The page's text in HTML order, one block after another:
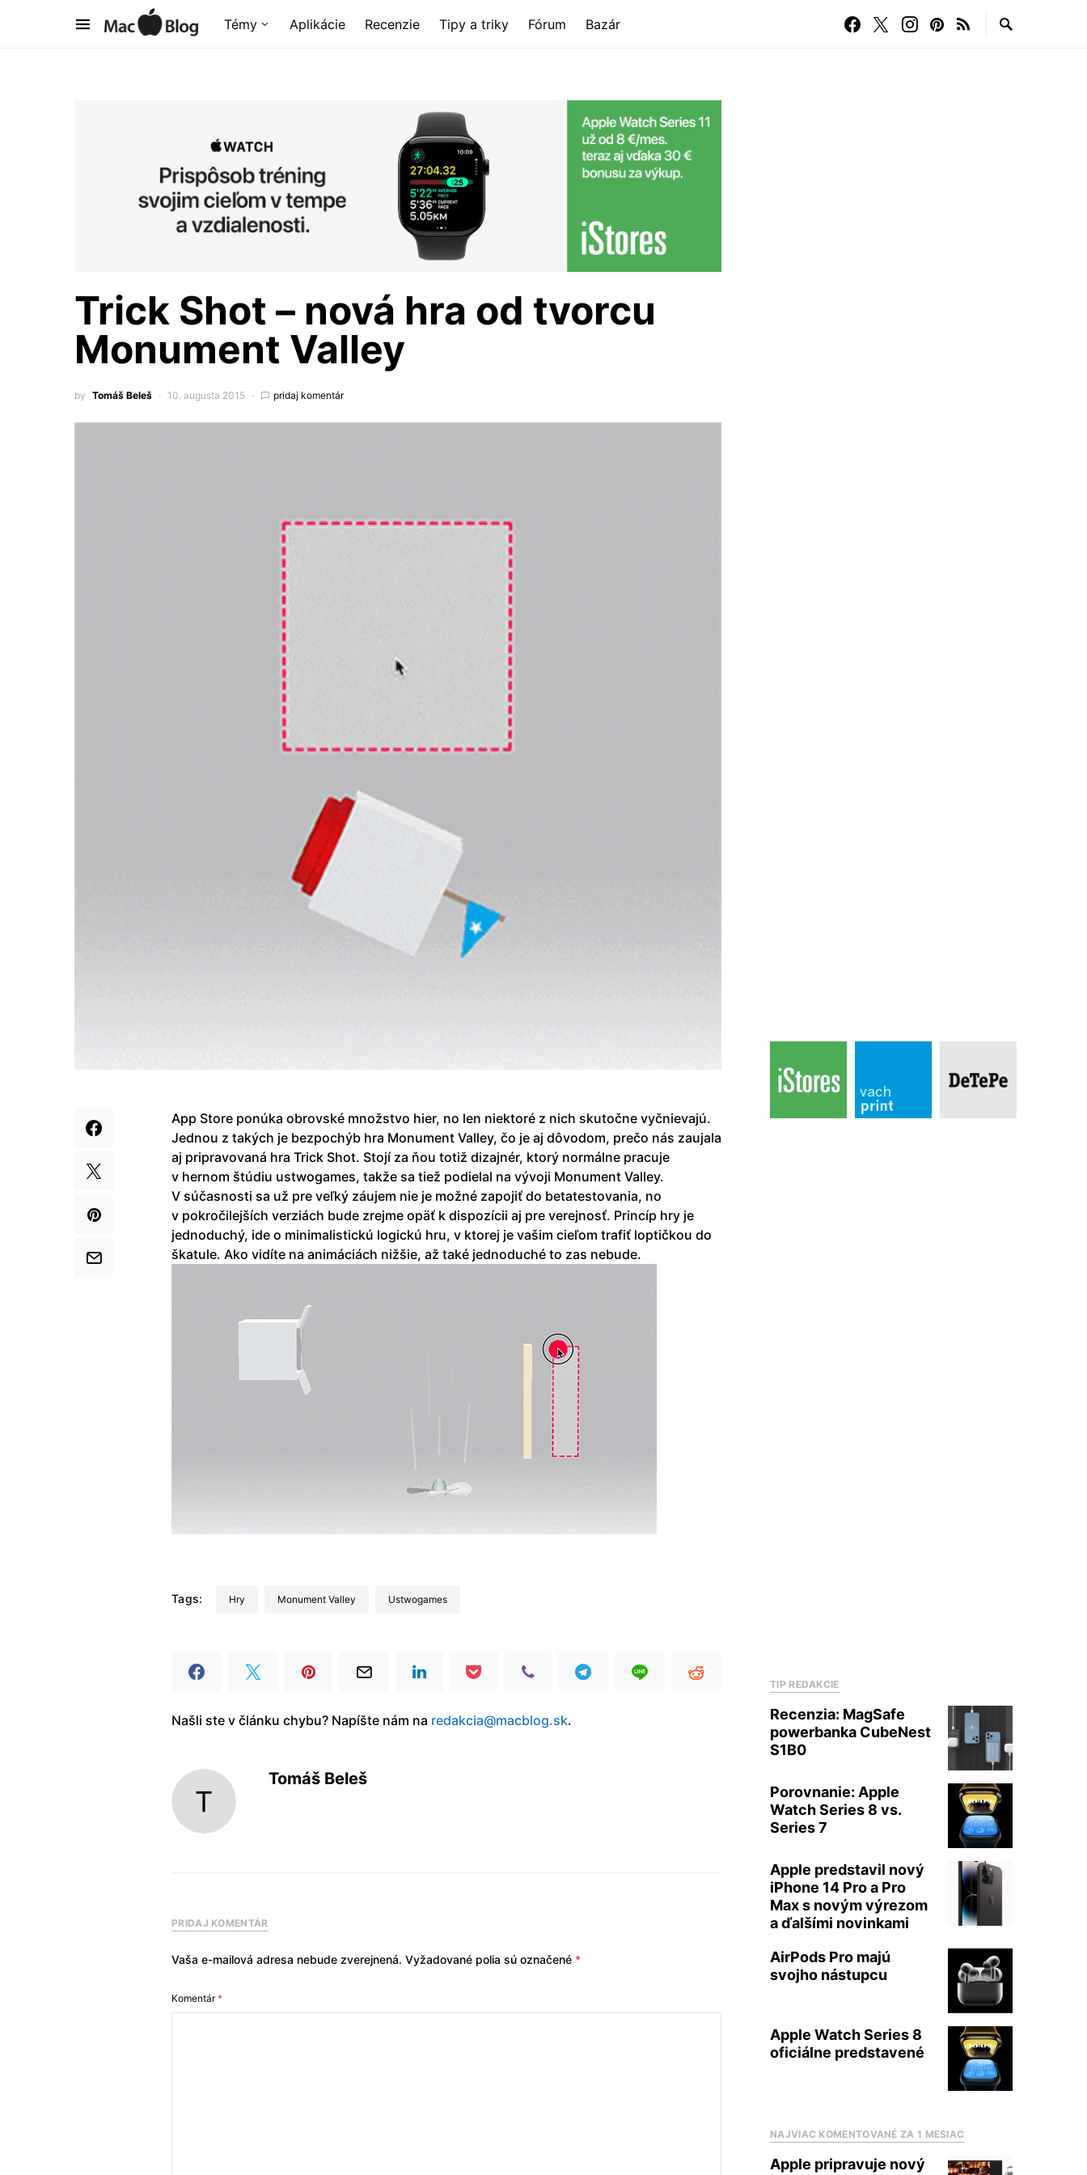
Témy Aplikácie Recenzie Tipy a triky Fórum Bazár
Trick Shot – nová hra od tvorcu
Monument Valley
by Tomáš Beleš 10. augusta 2015 pridaj komentár
App Store ponúka obrovské množstvo hier, no len niektoré z nich skutočne vyčnievajú.
Jednou z takých je bezpochýb hra Monument Valley, čo je aj dôvodom, prečo nás zaujala
aj pripravovaná hra Trick Shot. Stojí za ňou totiž dizajnér, ktorý normálne pracuje
v hernom štúdiu ustwogames, takže sa tiež podielal na vývoji Monument Valley.
V súčasnosti sa už pre veľký záujem nie je možné zapojiť do betatestovania, no
v pokročilejších verziách bude zrejme opäť k dispozícii aj pre verejnosť. Princíp hry je
jednoduchý, ide o minimalistickú logickú hru, v ktorej je vašim cieľom trafiť loptičkou do
škatule. Ako vidíte na animáciách nižšie, až také jednoduché to zas nebude.
Tags: Hry Monument Valley ustwogames
Našli ste v článku chybu? Napíšte nám na redakcia@macblog.sk.
Tomáš Beleš
PRIDAJ KOMENTÁR
Vaša e-mailová adresa nebude zverejnená. Vyžadované polia sú označené *
Komentár*
TIP REDAKCIE
Recenzia: MagSafe
powerbanka CubeNest
S1B0
Porovnanie: Apple
Watch Series 8 vs.
Series 7
Apple predstavil nový
iPhone 14 Pro a Pro
Max s novým výrezom
a ďalšími novinkami
AirPods Pro majú
svojho nástupcu
Apple Watch Series 8
oficiálne predstavené
NAJVIAC KOMENTOVANÉ ZA 1 MESIAC
Apple pripravuje nový